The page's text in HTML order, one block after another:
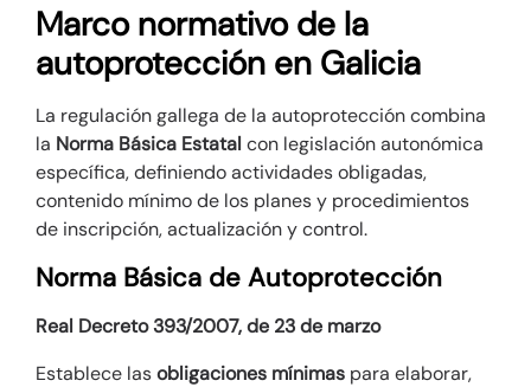
Marco normativo de la
autoprotección en Galicia
La regulación gallega de la autoprotección combina
la Norma Básica Estatal con legislación autonómica
específica, definiendo actividades obligadas,
contenido mínimo de los planes y procedimientos
de inscripción, actualización y control.
Norma Básica de Autoprotección
Real Decreto 393/2007, de 23 de marzo
Establece lasobligaciones mínimas para elaborar,